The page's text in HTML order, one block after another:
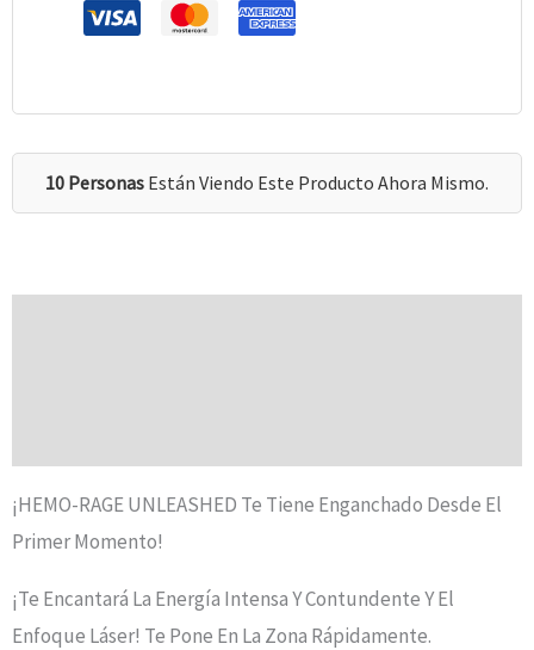
10 Personas Están Viendo Este Producto Ahora Mismo.
¡HEMO-RAGE UNLEASHED Te Tiene Enganchado Desde El
Primer Momento!
¡Te Encantará La Energía Intensa Y Contundente Y El
Enfoque Láser! Te Pone En La Zona Rápidamente.